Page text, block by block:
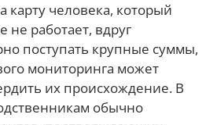
карту человека, который
не работает, вдруг
поступать крупные суммы,
мониторинга может
их происхождение. В
обычно